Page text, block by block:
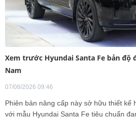
Xem trước Hyundai Santa Fe bản độ
Nam
07/08/2026 09:46
Phiên bản nâng cấp này sở hữu thiết kế
với mẫu Hyundai Santa Fe tiêu chuẩn